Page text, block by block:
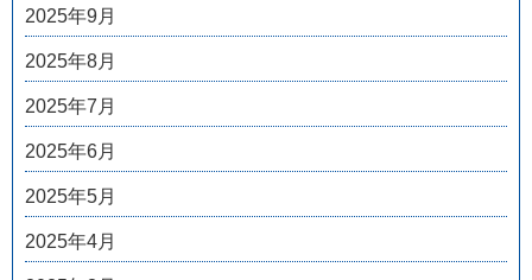
2025年9月
2025年8月
2025年7月
2025年6月
2025年5月
2025年4月